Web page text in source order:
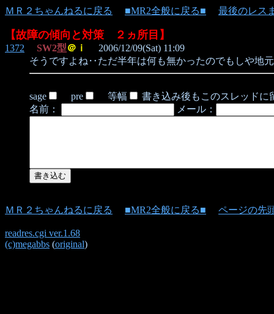
ＭＲ２ちゃんねるに戻る ■MR2全般に戻る■ 最後のレス
【故障の傾向と対策 ２ヵ所目】
1372 SW2型＠ｉ
2006/12/09(Sat) 11:09
そうですよね‥ただ半年は何も無かったのでもしや地
sage pre 等幅
書き込み後もこのスレッドに
名前：
メール：
ＭＲ２ちゃんねるに戻る ■MR2全般に戻る■ ページの先
readres.cgi ver.1.68
(c)megabbs (original)